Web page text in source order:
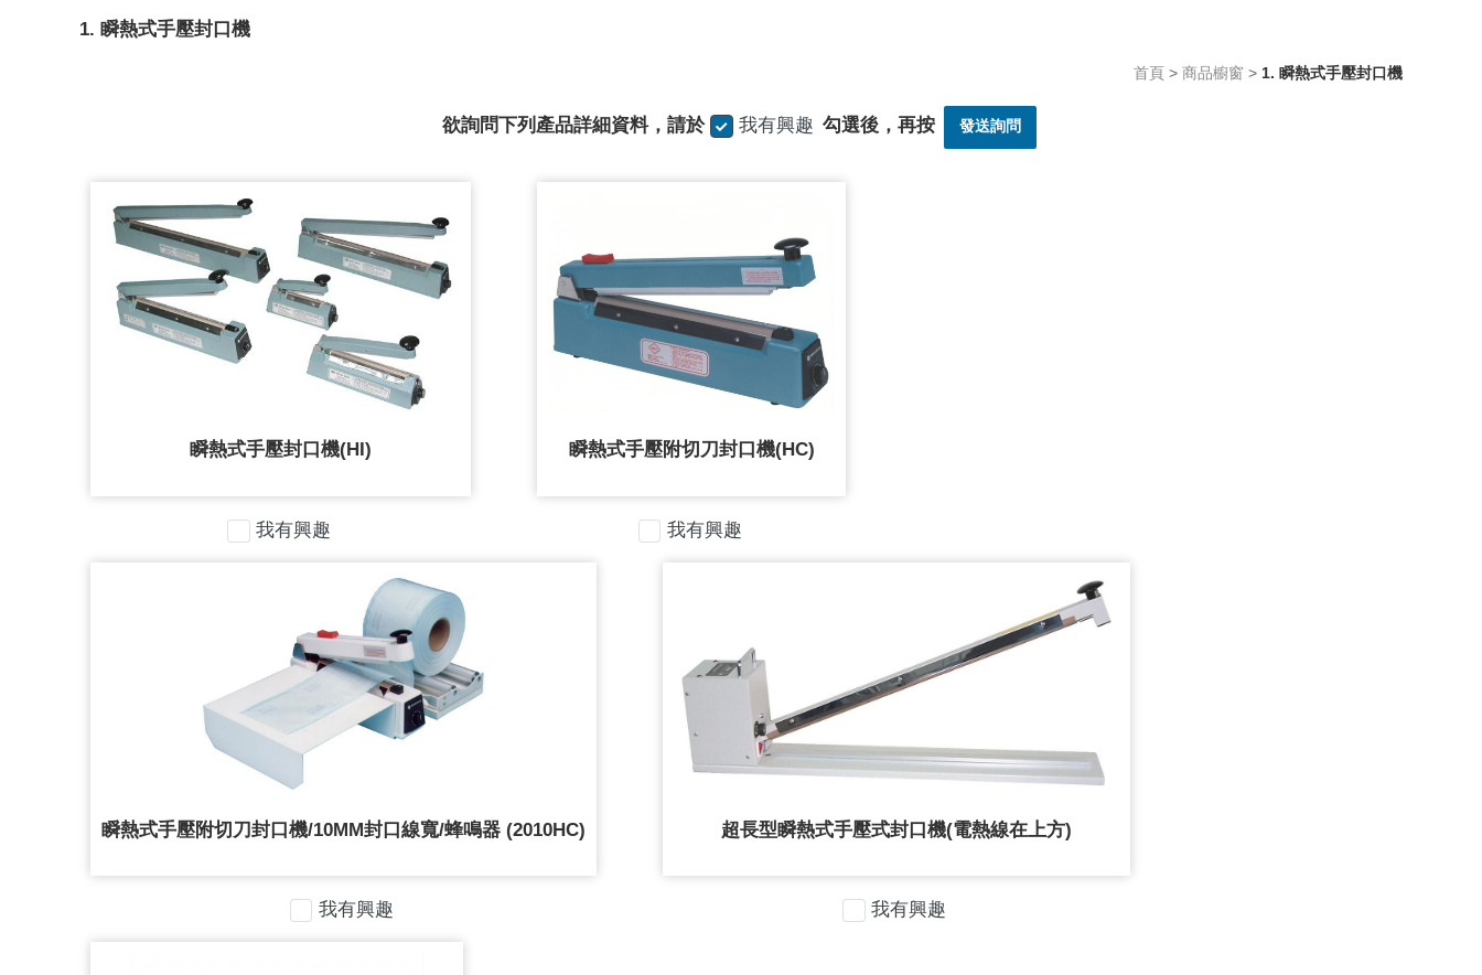
1. 瞬熱式手壓封口機
首頁 > 商品櫥窗 > 1. 瞬熱式手壓封口機
欲詢問下列產品詳細資料，請於 我有興趣 勾選後，再按 發送詢問
瞬熱式手壓封口機(HI)
我有興趣
瞬熱式手壓附切刀封口機(HC)
我有興趣
瞬熱式手壓附切刀封口機/10MM封口線寬/蜂鳴器 (2010HC)
我有興趣
超長型瞬熱式手壓式封口機(電熱線在上方)
我有興趣